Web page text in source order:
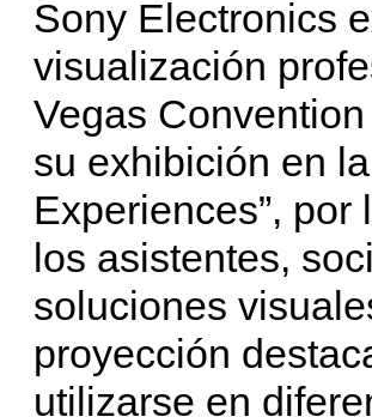
Sony Electronics
visualización
Vegas
su exhibición en
Experiences”,
los asistentes,
soluciones
proyección
utilizarse en